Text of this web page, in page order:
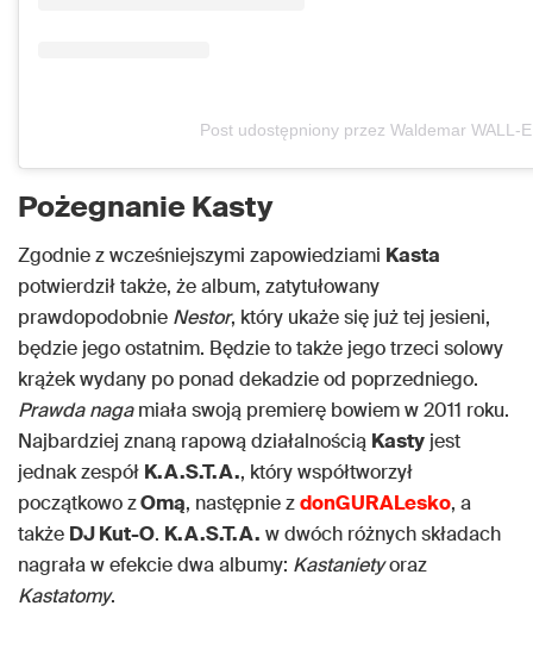
Post udostępniony przez Waldemar WALL-
Pożegnanie Kasty
Zgodnie z wcześniejszymi zapowiedziami Kasta
potwierdził także, że album, zatytułowany
prawdopodobnie Nestor, który ukaże się już tej jesieni,
będzie jego ostatnim. Będzie to także jego trzeci solowy
krążek wydany po ponad dekadzie od poprzedniego.
Prawda nagamiała swoją premierę bowiem w 2011 roku.
Najbardziej znaną rapową działalnością Kasty jest
jednak zespół K.A.S.T.A., który współtworzył
początkowo zOmą, następnie zdonGURALesko, a
także DJ Kut-O. K.A.S.T.A. w dwóch różnych składach
nagrała w efekcie dwa albumy: Kastanietyoraz
Kastatomy.